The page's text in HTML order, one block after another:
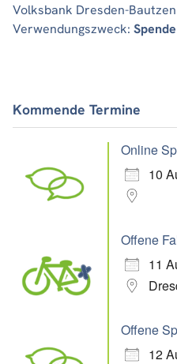
Volksbank Dresden-
Verwendungszweck:
Kommende Termine
Online
10
Offene
11
Offene
12